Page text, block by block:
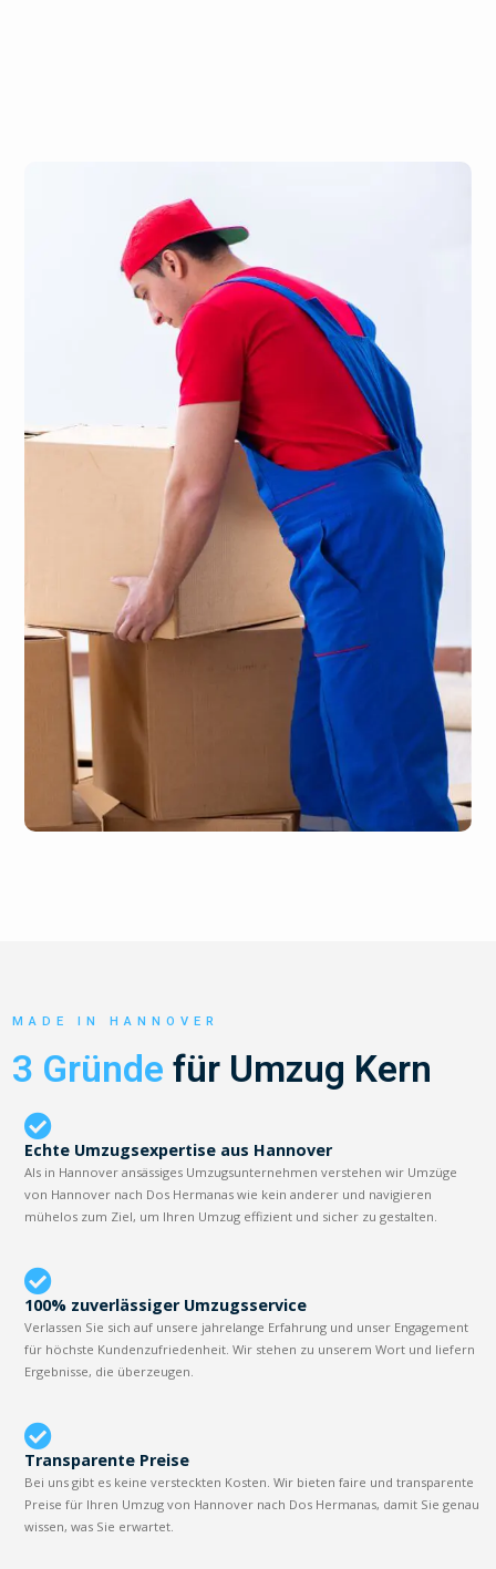
MADE IN HANNOVER
3 Gründe für Umzug Kern
Echte Umzugsexpertise aus Hannover
Als in Hannover ansässiges Umzugsunternehmen verstehen wir Umzüge
von Hannover nach Dos Hermanas wie kein anderer und navigieren
mühelos zum Ziel, um Ihren Umzug effizient und sicher zu gestalten.
100% zuverlässiger Umzugsservice
Verlassen Sie sich auf unsere jahrelange Erfahrung und unser Engagement
für höchste Kundenzufriedenheit. Wir stehen zu unserem Wort und liefern
Ergebnisse, die überzeugen.
Transparente Preise
Bei uns gibt es keine versteckten Kosten. Wir bieten faire und transparente
Preise für Ihren Umzug von Hannover nach Dos Hermanas, damit Sie genau
wissen, was Sie erwartet.